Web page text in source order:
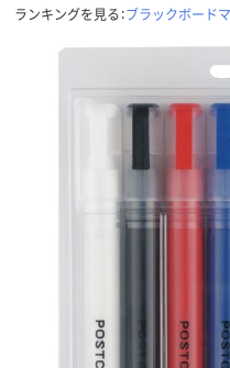
ランキングを見る：ブラックボード